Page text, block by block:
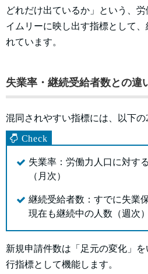
どれだけ出ているか」という、
イムリーに映し出す指標として
れています。
失業率・継続受給者数との違
混同されやすい指標には、以下の
失業率：労働力人口に対す
（月次）
継続受給者数：すでに失業
現在も継続中の人数（週次）
新規申請件数は「足元の変化」
行指標として機能します。